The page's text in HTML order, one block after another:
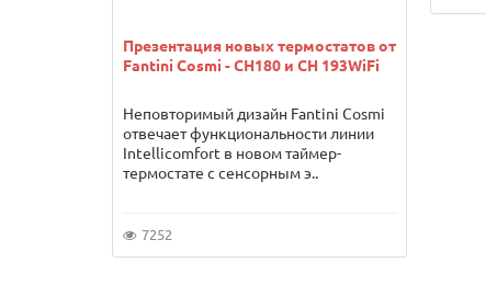
Презентация новых термостатов от
Fantini Cosmi - CH180 и CH 193WiFi
Неповторимый дизайн Fantini Cosmi
отвечает функциональности линии
Intellicomfort в новом таймер-
термостате с сенсорным э..
7252